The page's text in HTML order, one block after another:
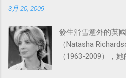
3月 20, 2009
發生滑雪意外的英
（Natasha
（1963-2009），